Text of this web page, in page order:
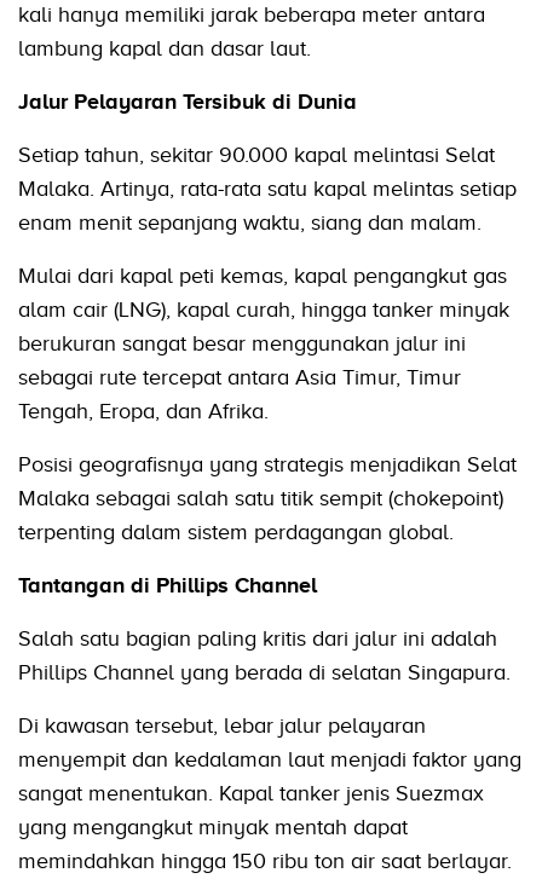
kali hanya memiliki jarak beberapa meter antara
lambung kapal dan dasar laut.
Jalur Pelayaran Tersibuk di Dunia
Setiap tahun, sekitar 90.000 kapal melintasi Selat
Malaka. Artinya, rata-rata satu kapal melintas setiap
enam menit sepanjang waktu, siang dan malam.
Mulai dari kapal peti kemas, kapal pengangkut gas
alam cair (LNG), kapal curah, hingga tanker minyak
berukuran sangat besar menggunakan jalur ini
sebagai rute tercepat antara Asia Timur, Timur
Tengah, Eropa, dan Afrika.
Posisi geografisnya yang strategis menjadikan Selat
Malaka sebagai salah satu titik sempit (chokepoint)
terpenting dalam sistem perdagangan global.
Tantangan di Phillips Channel
Salah satu bagian paling kritis dari jalur ini adalah
Phillips Channel yang berada di selatan Singapura.
Di kawasan tersebut, lebar jalur pelayaran
menyempit dan kedalaman laut menjadi faktor yang
sangat menentukan. Kapal tanker jenis Suezmax
yang mengangkut minyak mentah dapat
memindahkan hingga 150 ribu ton air saat berlayar.